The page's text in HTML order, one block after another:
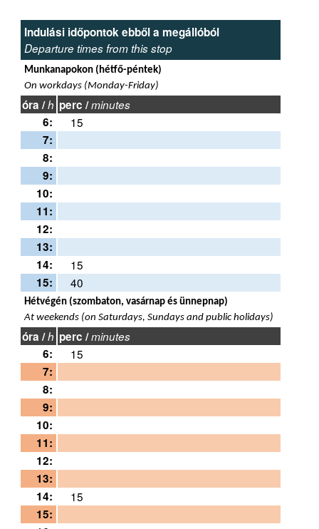
Indulási időpontok ebből a megállóból
Departure times from this stop
Munkanapokon (hétfő-péntek)
On workdays (Monday-Friday)
óra /h perc /minutes
6:
15
7:
8:
9:
10:
11:
12:
13:
14:
15
15:
40
Hétvégén (szombaton, vasárnap és ünnepnap)
At weekends (on Saturdays, Sundays and public holidays)
óra /h perc /minutes
6:
15
7:
8:
9:
10:
11:
12:
13:
14:
15
15: